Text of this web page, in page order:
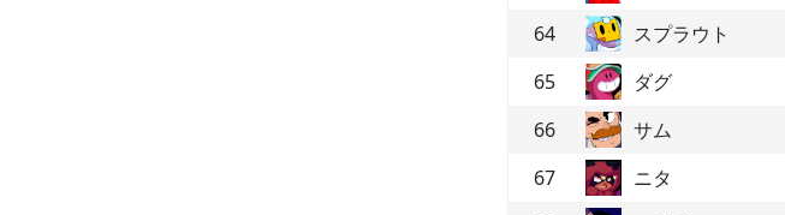
64
スプラウト
65
ダグ
66
サム
67
ニタ